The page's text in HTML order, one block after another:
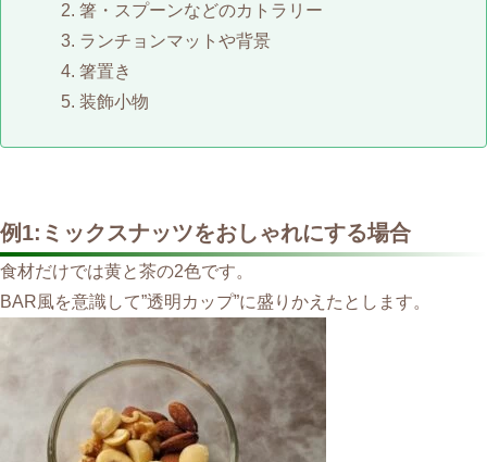
箸・スプーンなどのカトラリー
ランチョンマットや背景
箸置き
装飾小物
例1:ミックスナッツをおしゃれにする場合
食材だけでは黄と茶の2色です。
BAR風を意識して”透明カップ”に盛りかえたとします。